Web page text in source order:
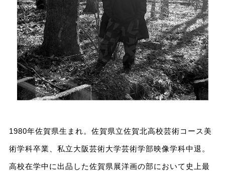
1980年佐賀県生まれ。佐賀県立佐賀北高校芸術コース美
術学科卒業、私立大阪芸術大学芸術学部映像学科中退。
高校在学中に出品した佐賀県展洋画の部において史上最